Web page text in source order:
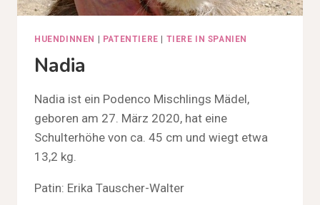
HUENDINNEN | PATENTIERE | TIERE IN SPANIEN
Nadia
Nadia ist ein Podenco Mischlings Mädel,
geboren am 27. März 2020, hat eine
Schulterhöhe von ca. 45 cm und wiegt etwa
13,2 kg.
Patin: Erika Tauscher-Walter